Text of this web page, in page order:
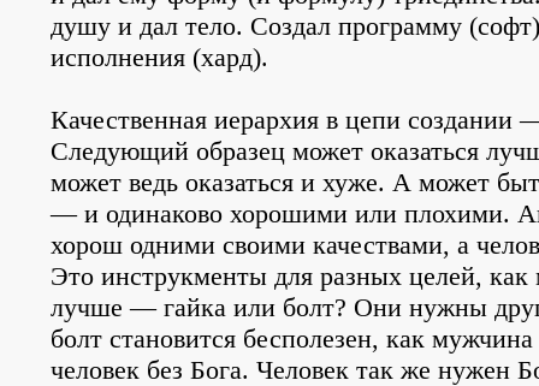
душу и дал тело. Создал программу
исполнения (хард).
Качественная иерархия в цепи создании
Следующий образец может оказаться
может ведь оказаться и хуже. А может
— и одинаково хорошими или плохими.
хорош одними своими качествами, а
Это инструкменты для разных целей, как
лучше — гайка или болт? Они нужны
болт становится бесполезен, как
человек без Бога. Человек так же нужен